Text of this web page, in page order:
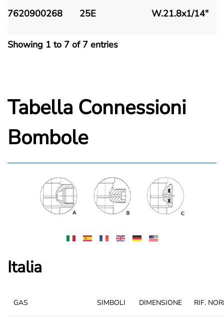
7620900268 25E W.21.8x1/14"
Showing 1 to 7 of 7 entries
Tabella Connessioni
Bombole
Italia
GAS SIMBOLI DIMENSIONE RIF.